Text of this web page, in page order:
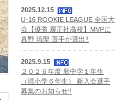
2025.12.15
U-16 ROOKIE LEAGUE 全国大
会【優勝 履正社高校】MVPに
真野 琉聖 選手が選出‼️
2025.9.15
２０２６年度 新中学１年生
（現小学６年生） 新入会選手
募集のお知らせ!!